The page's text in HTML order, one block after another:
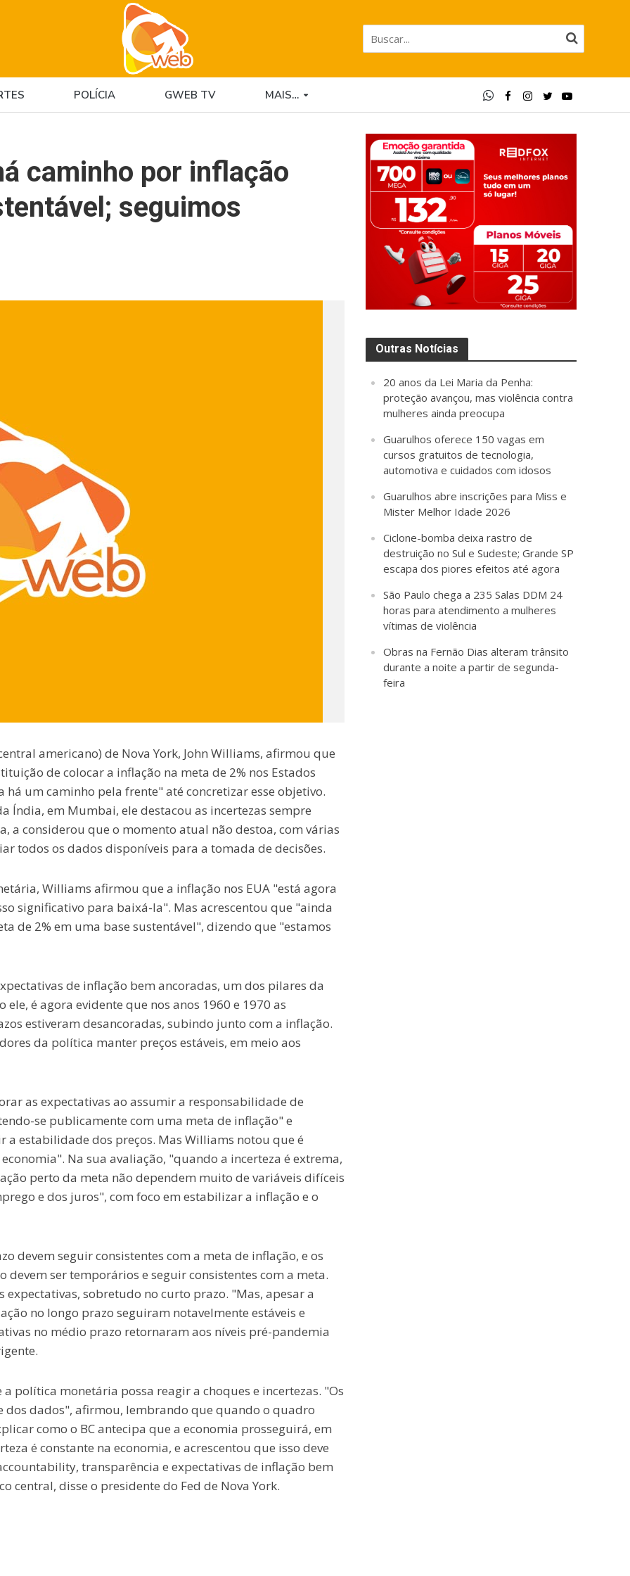
POLÍCIA GWEB TV MAIS…
caminho por inflação
seguimos
americano) de Nova York, John Williams, afirmou que
de colocar a inflação na meta de 2% nos Estados
um caminho pela frente" até concretizar esse objetivo.
Índia, em Mumbai, ele destacou as incertezas sempre
a considerou que o momento atual não destoa, com várias
todos os dados disponíveis para a tomada de decisões.
Williams afirmou que a inflação nos EUA "está agora
significativo para baixá-la". Mas acrescentou que "ainda
de 2% em uma base sustentável", dizendo que "estamos
de inflação bem ancoradas, um dos pilares da
é agora evidente que nos anos 1960 e 1970 as
estiveram desancoradas, subindo junto com a inflação.
da política manter preços estáveis, em meio aos
as expectativas ao assumir a responsabilidade de
se publicamente com uma meta de inflação" e
estabilidade dos preços. Mas Williams notou que é
Na sua avaliação, "quando a incerteza é extrema,
perto da meta não dependem muito de variáveis difíceis
e dos juros", com foco em estabilizar a inflação e o
devem seguir consistentes com a meta de inflação, e os
devem ser temporários e seguir consistentes com a meta.
sobretudo no curto prazo. "Mas, apesar a
no longo prazo seguiram notavelmente estáveis e
no médio prazo retornaram aos níveis pré-pandemia
política monetária possa reagir a choques e incertezas. "Os
dos dados", afirmou, lembrando que quando o quadro
como o BC antecipa que a economia prosseguirá, em
é constante na economia, e acrescentou que isso deve
transparência e expectativas de inflação bem
central, disse o presidente do Fed de Nova York.
Outras Notícias
20 anos da Lei Maria da Penha:
proteção avançou, mas violência contra
mulheres ainda preocupa
Guarulhos oferece 150 vagas em
cursos gratuitos de tecnologia,
automotiva e cuidados com idosos
Guarulhos abre inscrições para Miss e
Mister Melhor Idade 2026
Ciclone-bomba deixa rastro de
destruição no Sul e Sudeste; Grande SP
escapa dos piores efeitos até agora
São Paulo chega a 235 Salas DDM 24
horas para atendimento a mulheres
vítimas de violência
Obras na Fernão Dias alteram trânsito
durante a noite a partir de segunda-
feira